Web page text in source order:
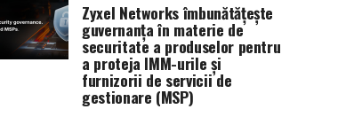
Zyxel Networks îmbunătățește
guvernanța în materie de
securitate a produselor pentru
a proteja IMM-urile și
furnizorii de servicii de
gestionare (MSP)